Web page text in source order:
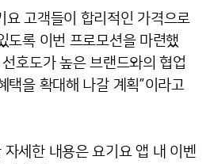
요 고객들이 합리적인 가격으로
도록 이번 프로모션을 마련했
호도가 높은 브랜드와의 협업
택을 확대해 나갈 계획”이라고
세한 내용은 요기요 앱 내 이벤